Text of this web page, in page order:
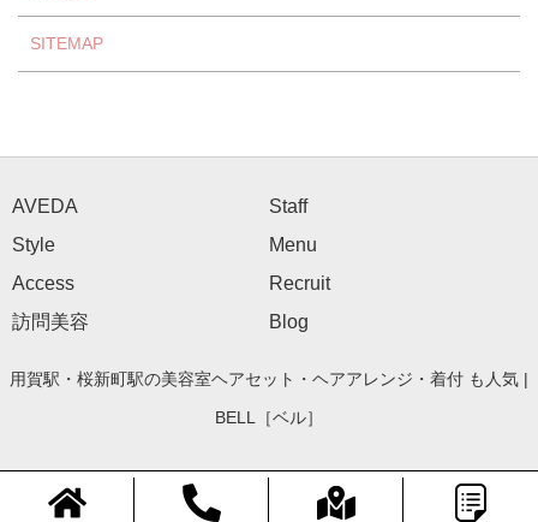
SITEMAP
AVEDA
Staff
Style
Menu
Access
Recruit
訪問美容
Blog
用賀駅・桜新町駅の美容室ヘアセット・ヘアアレンジ・着付 も人気 |
BELL［ベル］